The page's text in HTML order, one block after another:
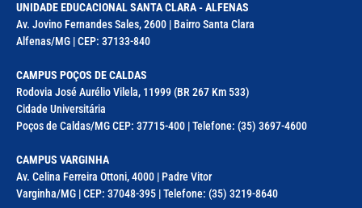
UNIDADE EDUCACIONAL SANTA CLARA - ALFENAS
Av. Jovino Fernandes Sales, 2600 | Bairro Santa Clara
Alfenas/MG | CEP: 37133-840
CAMPUS POÇOS DE CALDAS
Rodovia José Aurélio Vilela, 11999 (BR 267 Km 533)
Cidade Universitária
Poços de Caldas/MG CEP: 37715-400 | Telefone: (35) 3697-4600
CAMPUS VARGINHA
Av. Celina Ferreira Ottoni, 4000 | Padre Vitor
Varginha/MG | CEP: 37048-395 | Telefone: (35) 3219-8640